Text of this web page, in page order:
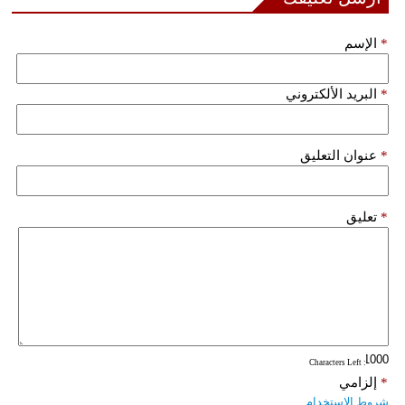
الإسم *
البريد الألكتروني *
عنوان التعليق *
تعليق *
: Characters Left
إلزامي *
شروط الاستخدام